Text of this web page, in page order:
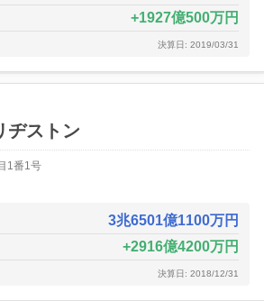
1927億500万円
決算日: 2019/03/31
ヂストン
1番1号
3兆6501億1100万円
2916億4200万円
決算日: 2018/12/31